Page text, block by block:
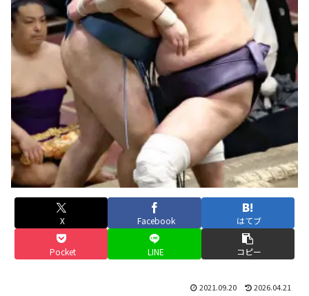
X Facebook はてブ
Pocket LINE コピー
2021.09.20 2026.04.21